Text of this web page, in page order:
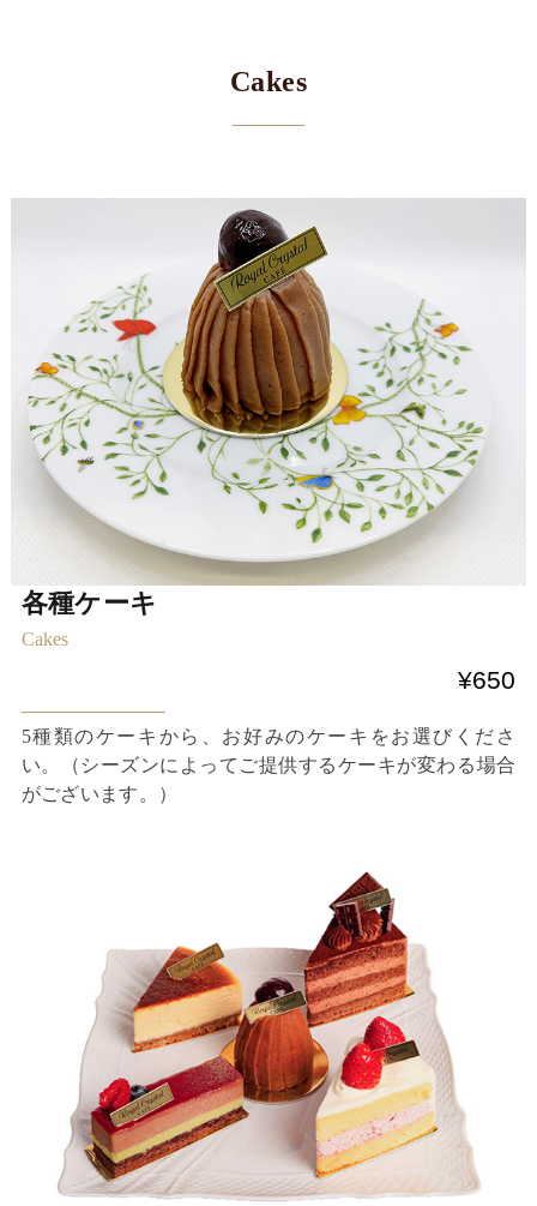
Cakes
各種ケーキ
Cakes
¥650
5種類のケーキから、お好みのケーキをお選びくださ
い。（シーズンによってご提供するケーキが変わる場合
がございます。）